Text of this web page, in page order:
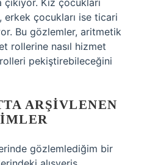
çıkıyor. Kız çocukları
çocukları ise ticari
Bu gözlemler, aritmetik
rollerine nasıl hizmet
pekiştirebileceğini
ARŞIVLENEN
gözlemlediğim bir